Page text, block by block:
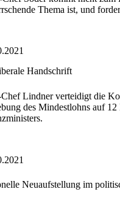
Thema ist, und
Handschrift
Lindner verteidigt die
des Mindestlohns auf
Neuaufstellung im